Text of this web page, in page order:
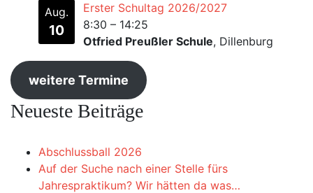
Aug.
10
Erster Schultag 2026/2027
8:30 – 14:25
Otfried Preußler Schule, Dillenburg
weitere Termine
Neueste Beiträge
Abschlussball 2026
Auf der Suche nach einer Stelle fürs
Jahrespraktikum? Wir hätten da was…